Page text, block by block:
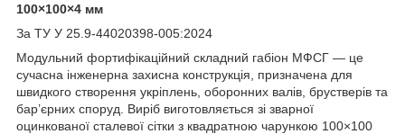
100×100×4 мм
За ТУ У 25.9-44020398-005:2024
Модульний фортифікаційний складний габіон МФСГ — це
сучасна інженерна захисна конструкція, призначена для
швидкого створення укріплень, оборонних валів, брустверів та
бар’єрних споруд. Виріб виготовляється зі зварної
оцинкованої сталевої сітки з квадратною чарункою 100×100